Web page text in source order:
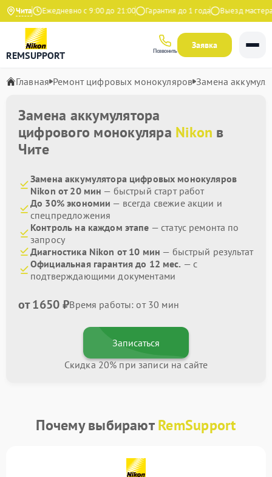
ЧитаЕжедневно с 9:00 до 21:00 Гарантия до 1 года Выезд мастера
REMSUPPORT Позвонить
Заявка
Главная Ремонт цифровых монокуляров Замена
Замена аккумулятора
цифрового монокуляра Nikon в
Чите
Замена аккумулятора цифровых монокуляров
Nikon от 20 мин — быстрый старт работ
До 30% экономии — всегда свежие акции и
спецпредложения
Контроль на каждом этапе — статус ремонта по
запросу
Диагностика Nikon от 10 мин — быстрый результат
Официальная гарантия до 12 мес. — с
подтверждающими документами
от 1650 ₽Время работы: от 30 мин
Записаться
Скидка 20% при записи на сайте
Почему выбираютRemSupport